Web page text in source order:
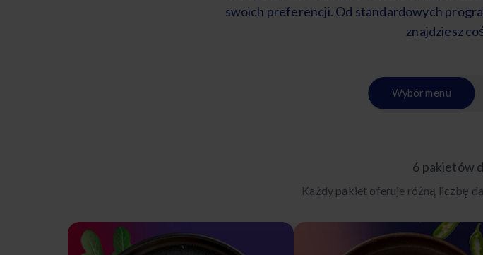
swoich preferencji. Od standardowych
znajdziesz
Wybór menu
6 pakietów
Każdy pakiet oferuje różną liczbę